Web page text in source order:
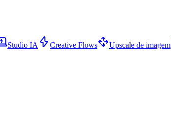
Studio IA Creative Flows Upscale de imagem